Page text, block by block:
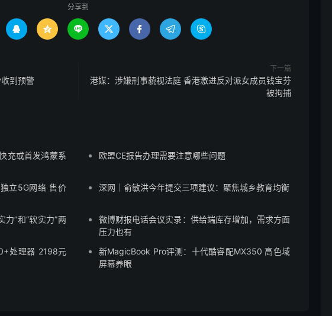
分享到
      
到预警
下一篇
港媒：涉嫌刑事藐视法庭 香港激进反对派女成员钱宝芬
被拘捕
充或首发鸿蒙系
欧盟CE报告办理需要注意哪些问题
立5G网络 售价
深网｜俞敏洪今年提交三项建议：聚焦城乡教育均衡
力”和“软实力”两
微博财报电话会议实录：供给端库存增加，需求方面
压力也有
处理器 2198元
新MagicBook Pro评测：十代酷睿配MX350 高色域
屏幕养眼